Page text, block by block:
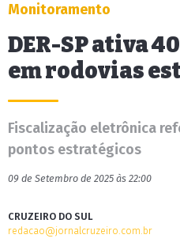
Monitoramento
DER-SP ativa
em rodovias
Fiscalização eletrônica
pontos estratégicos
09 de Setembro de 2025 às 22:00
CRUZEIRO DO SUL
redacao@jornalcruzeiro.com.br